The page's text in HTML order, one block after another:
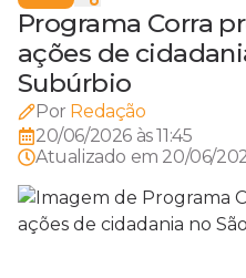
Programa Corra
ações de
Subúrbio
Por Redação
20/06/2026 às 11:45
Atualizado em 20/06/